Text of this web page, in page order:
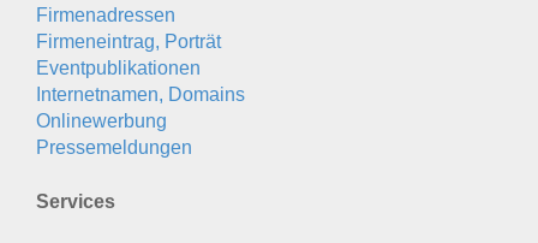
Firmenadressen
Firmeneintrag, Porträt
Eventpublikationen
Internetnamen, Domains
Onlinewerbung
Pressemeldungen
Services